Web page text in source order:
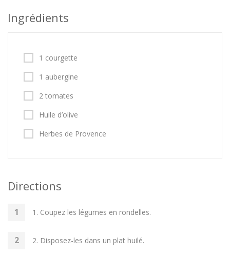
Ingrédients
1 courgette
1 aubergine
2 tomates
Huile d’olive
Herbes de Provence
Directions
1. Coupez les légumes en rondelles.
2. Disposez-les dans un plat huilé.